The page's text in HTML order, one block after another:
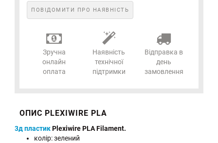
ПОВІДОМИТИ ПРО НАЯВНІСТЬ
Зручна
онлайн
оплата
Наявність
технічної
підтримки
Відправка в
день
замовлення
ОПИС PLEXIWIRE PLA
3д пластикPlexiwire PLA Filament.
колір: зелений